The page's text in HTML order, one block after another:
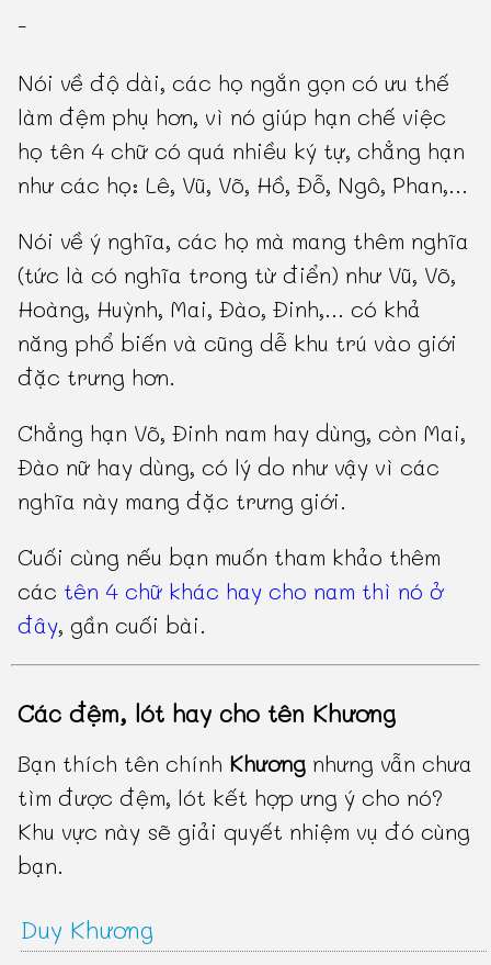
-
Nói về độ dài, các họ ngắn gọn có ưu thế
làm đệm phụ hơn, vì nó giúp hạn chế việc
họ tên 4 chữ có quá nhiều ký tự, chẳng hạn
như các họ: Lê, Vũ, Võ, Hồ, Đỗ, Ngô, Phan,...
Nói về ý nghĩa, các họ mà mang thêm nghĩa
(tức là có nghĩa trong từ điển) như Vũ, Võ,
Hoàng, Huỳnh, Mai, Đào, Đinh,... có khả
năng phổ biến và cũng dễ khu trú vào giới
đặc trưng hơn.
Chẳng hạn Võ, Đinh nam hay dùng, còn Mai,
Đào nữ hay dùng, có lý do như vậy vì các
nghĩa này mang đặc trưng giới.
Cuối cùng nếu bạn muốn tham khảo thêm
các tên 4 chữ khác hay cho nam thì nó ở
đây, gần cuối bài.
Các đệm, lót hay cho tên Khương
Bạn thích tên chính Khương nhưng vẫn chưa
tìm được đệm, lót kết hợp ưng ý cho nó?
Khu vực này sẽ giải quyết nhiệm vụ đó cùng
bạn.
Duy Khương